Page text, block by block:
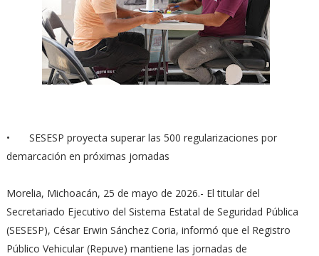
•
SESESP proyecta superar las 500 regularizaciones por
demarcación en próximas jornadas
Morelia, Michoacán, 25 de mayo de 2026.- El titular del
Secretariado Ejecutivo del Sistema Estatal de Seguridad Pública
(SESESP), César Erwin Sánchez Coria, informó que el Registro
Público Vehicular (Repuve) mantiene las jornadas de